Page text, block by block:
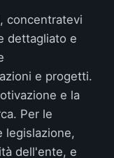
concentratevi
dettagliato e
e progetti.
e la
Per le
legislazione,
dell'ente, e